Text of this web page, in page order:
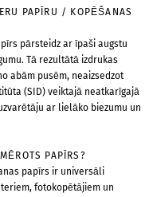
PAPĪRU / KOPĒŠANAS
pārsteidz ar īpaši augstu
Tā rezultātā izdrukas
abām pusēm, neaizsedzot
(SID) veiktajā neatkarīgajā
ar lielāko biezumu un
PAPĪRS?
papīrs ir universāli
fotokopētājiem un